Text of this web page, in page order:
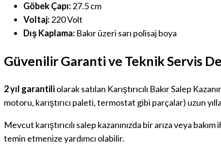
Göbek Çapı:27.5 cm
Voltaj:220 Volt
Dış Kaplama: Bakır üzeri sarı polisaj boya
Güvenilir Garanti ve Teknik Servis
2 yıl garantiliolarak satılan Karıştırıcılı Bakır Salep
motoru, karıştırıcı paleti, termostat gibi parçalar) uzun
Mevcut karıştırıcılı salep kazanınızda bir arıza veya
temin etmenize yardımcı olabilir.